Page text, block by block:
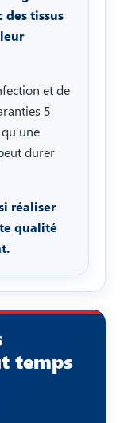
des tissus
et de
5
durer
réaliser
qualité
temps